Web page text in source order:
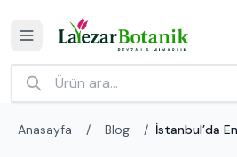
Anasayfa / Blog / İstanbul’da